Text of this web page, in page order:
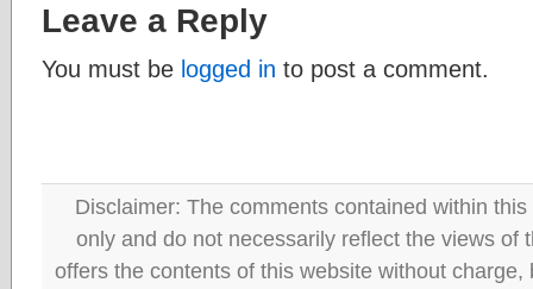
Leave a Reply
You must be logged in to post a comment.
Disclaimer: The comments contained within
only and do not necessarily reflect the views of
offers the contents of this website without